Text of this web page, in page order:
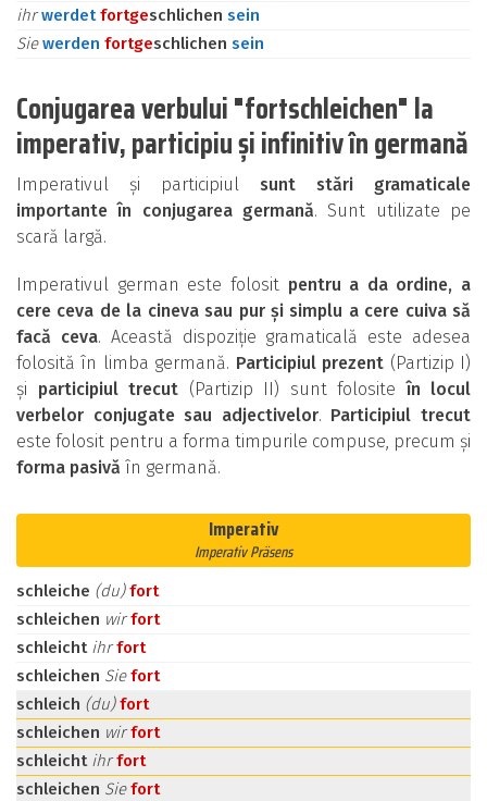
ihrwerdetfortgeschlichen sein
Siewerden fortgeschlichen sein
Conjugarea verbului "fortschleichen" la
imperativ, participiu și infinitiv în germană
Imperativul și participiul sunt stări gramaticale
importante în conjugarea germană. Sunt utilizate pe
scară largă.
Imperativul german este folosit pentru a da ordine, a
cere ceva de la cineva sau pur și simplu a cere cuiva să
facă ceva. Această dispoziție gramaticală este adesea
folosită în limba germană. Participiul prezent (Partizip I)
și participiul trecut (Partizip II) sunt folositeîn locul
verbelor conjugate sau adjectivelor. Participiul trecut
este folosit pentru a forma timpurile compuse, precum și
forma pasivă în germană.
Imperativ
Imperativ Präsens
schleiche (du)fort
schleichen wirfort
schleicht ihrfort
schleichen Siefort
schleich (du)fort
schleichen wirfort
schleicht ihrfort
schleichen Siefort